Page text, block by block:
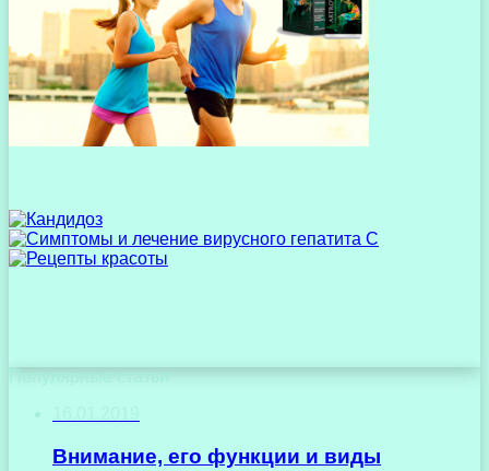
Внимание, его функции и виды